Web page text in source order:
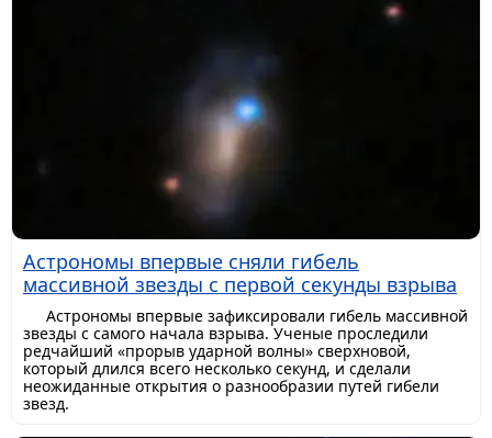
Астрономы впервые сняли гибель
массивной звезды с первой секунды взрыва
Астрономы впервые зафиксировали гибель массивной
звезды с самого начала взрыва. Ученые проследили
редчайший «прорыв ударной волны» сверхновой,
который длился всего несколько секунд, и сделали
неожиданные открытия о разнообразии путей гибели
звезд.